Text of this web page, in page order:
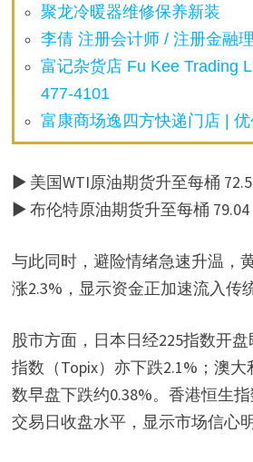
聚龙冷暖器维修保养新装
李倩 注册会计师 / 注册金融
富记杂货店 Fu Kee Trading
477-4101
富康商场逸四方快递门店 | 优
▶ 美国WTI原油期货升至每桶
▶ 布伦特原油期货升至每桶 79.04
与此同时，避险情绪急速升温，
涨2.3%，显示资金正加速流入传
股市方面，日本日经225指数开
指数（Topix）亦下跌2.1%；澳大
数早盘下跌约0.38%。香港恒生
交易日收盘水平，显示市场信心